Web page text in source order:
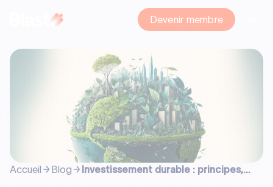
Devenir membre
Accueil Blog
Investissement durable : principes,